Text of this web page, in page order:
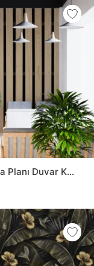
Ahşap Panel Arka Planı Duvar Kağıdı Kafe Duvar Posteri